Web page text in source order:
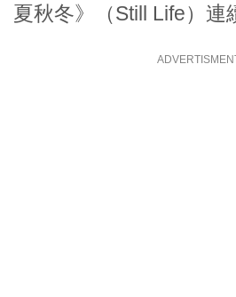
夏秋冬》（Still Life）連